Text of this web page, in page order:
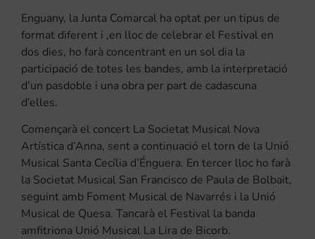
Enguany, la Junta Comarcal ha optat per un tipus de
format diferent i ,en lloc de celebrar el Festival en
dos dies, ho farà concentrant en un sol dia la
participació de totes les bandes, amb la interpretació
d’un pasdoble i una obra per part de cadascuna
d’elles.
Començarà el concert La Societat Musical Nova
Artística d’Anna, sent a continuació el torn de la Unió
Musical Santa Cecília d’Énguera. En tercer lloc ho farà
la Societat Musical San Francisco de Paula de Bolbait,
seguint amb Foment Musical de Navarrés i la Unió
Musical de Quesa. Tancarà el Festival la banda
amfitriona Unió Musical La Lira de Bicorb.